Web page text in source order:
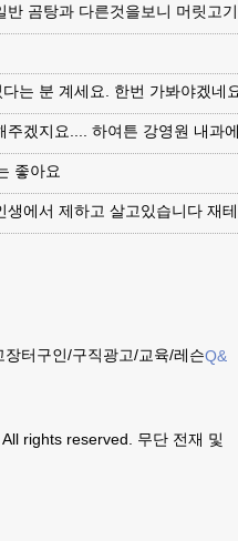
반 곰탕과 다른것을보니 머릿고
는 분 계세요. 한번 가봐야겠네
겠지요.... 하여튼 강영원 내과
좋아요
생에서 제하고 살고있습니다 재
장터구인/구직광고/교육/레슨Q&A
rights reserved. 무단 전재 및